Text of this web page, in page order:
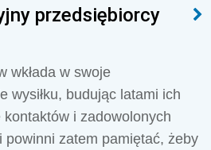
przedsiębiorcy
wkłada w swoje
wysiłku, budując latami ich
i zadowolonych
powinni zatem pamiętać, żeby